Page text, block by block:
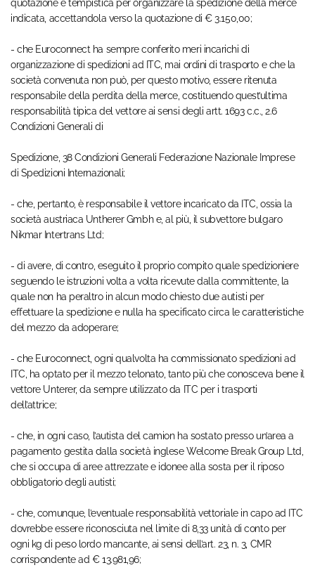
quotazione e tempistica per organizzare la spedizione della merce
indicata, accettandola verso la quotazione di € 3.150,00;
- che Euroconnect ha sempre conferito meri incarichi di
organizzazione di spedizioni ad ITC, mai ordini di trasporto e che la
società convenuta non può, per questo motivo, essere ritenuta
responsabile della perdita della merce, costituendo quest’ultima
responsabilità tipica del vettore ai sensi degli artt. 1693 c.c., 2.6
Condizioni Generali di
Spedizione, 38 Condizioni Generali Federazione Nazionale Imprese
di Spedizioni Internazionali;
- che, pertanto, è responsabile il vettore incaricato da ITC, ossia la
società austriaca Untherer Gmbh e, al più, il subvettore bulgaro
Nikmar Intertrans Ltd;
- di avere, di contro, eseguito il proprio compito quale spedizioniere
seguendo le istruzioni volta a volta ricevute dalla committente, la
quale non ha peraltro in alcun modo chiesto due autisti per
effettuare la spedizione e nulla ha specificato circa le caratteristiche
del mezzo da adoperare;
- che Euroconnect, ogni qualvolta ha commissionato spedizioni ad
ITC, ha optato per il mezzo telonato, tanto più che conosceva bene il
vettore Unterer, da sempre utilizzato da ITC per i trasporti
dell’attrice;
- che, in ogni caso, l’autista del camion ha sostato presso un’area a
pagamento gestita dalla società inglese Welcome Break Group Ltd,
che si occupa di aree attrezzate e idonee alla sosta per il riposo
obbligatorio degli autisti;
- che, comunque, l’eventuale responsabilità vettoriale in capo ad ITC
dovrebbe essere riconosciuta nel limite di 8,33 unità di conto per
ogni kg di peso lordo mancante, ai sensi dell’art. 23, n. 3, CMR
corrispondente ad € 13.981,96;